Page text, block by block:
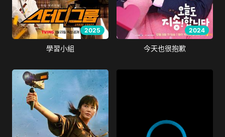
2025
學習小組
2024
今天也很抱歉